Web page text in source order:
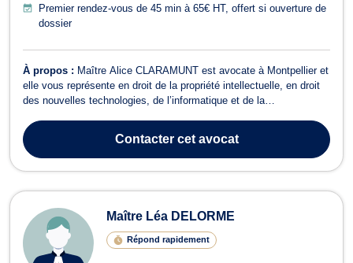
Premier rendez-vous de 45 min à 65€ HT, offert si ouverture de
dossier
À propos : Maître Alice CLARAMUNT est avocate à Montpellier et
elle vous représente en droit de la propriété intellectuelle, en droit
des nouvelles technologies, de l’informatique et de la
concurrence. En matière de propriété intellectuelle, Maître Alice
CLARAMUNT inte... Contactercet avocat
Maître Léa DELORME
Répond rapidement